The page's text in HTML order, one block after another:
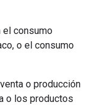
el consumo
o el consumo
o producción
o los productos